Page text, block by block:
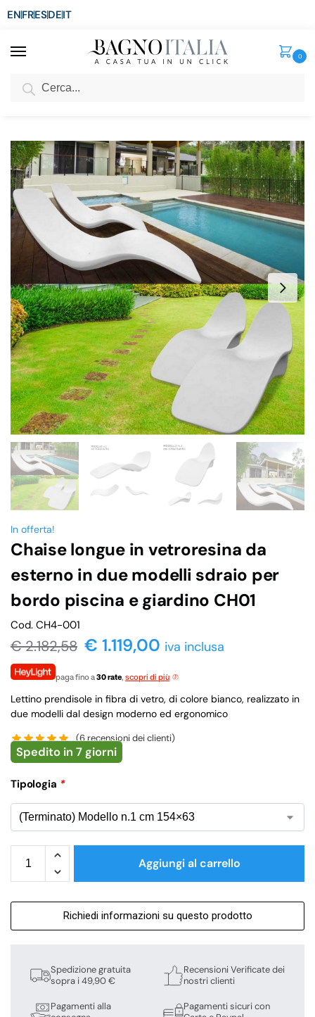
ENFRESDEIT
0
SCONTO del 3%
In offerta!
Chaise longue in vetroresina da
esterno in due modelli sdraio per
bordo piscina e giardino CH01
Cod. CH4-001
€2.182,58 € 1.119,00 iva inclusa
paga fino a30 rate, scopri di più
Lettino prendisole in fibra di vetro, di colore bianco, realizzato in
due modelli dal design moderno ed ergonomico
(6recensioni dei clienti)
Spedito in 7 giorni
Tipologia *
Aggiungi al carrello
Richiedi informazioni su questo prodotto
Spedizione gratuita
sopra i 49,90 €
Pagamenti alla
Recensioni Verificate dei
nostri clienti
Pagamenti sicuri con